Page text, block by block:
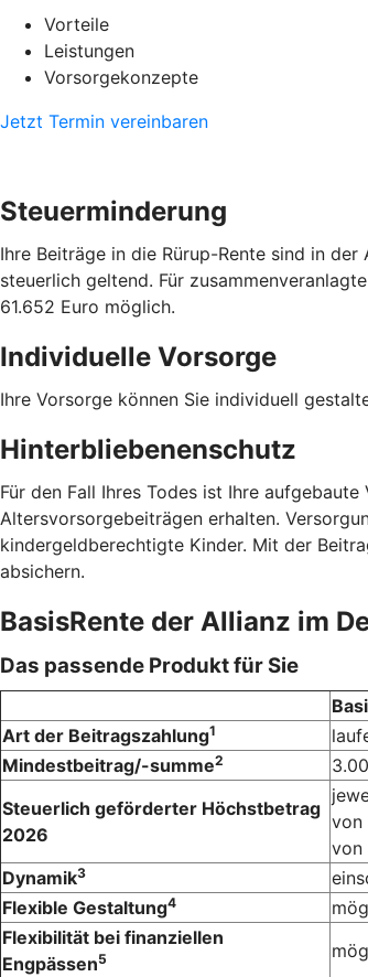
Vorteile
Leistungen
Vorsorgekonzepte
Jetzt Termin vereinbaren
Steuerminderung
Ihre Beiträge in die Rürup-Rente sind in
steuerlich geltend. Für
61.652 Euro möglich.
Individuelle Vorsorge
Ihre Vorsorge können Sie individuell
Hinterbliebenenschutz
Für den Fall Ihres Todes ist Ihre
Altersvorsorgebeiträgen erhalten.
kindergeldberechtigte Kinder. Mit der
absichern.
BasisRente der Allianz im
Das passende Produkt für Sie
Art der Beitragszahlung1
Mindestbeitrag/-summe2
Steuerlich geförderter Höchstbetrag
2026
von
von
Dynamik3
Flexible Gestaltung4
Flexibilität bei finanziellen
Engpässen5